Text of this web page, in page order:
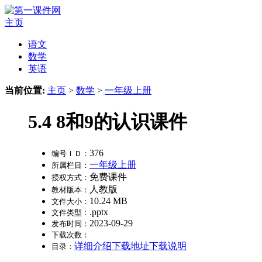
主页
语文
数学
英语
当前位置: 主页 > 数学 > 一年级上册
5.4 8和9的认识课件
编号ＩＤ： 376
所属栏目： 一年级上册
授权方式： 免费课件
教材版本： 人教版
文件大小： 10.24 MB
文件类型： .pptx
发布时间： 2023-09-29
下载次数：
目录： 详细介绍下载地址下载说明